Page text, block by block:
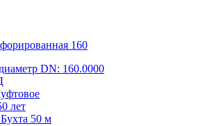
160
DN: 160.0000
лет
Бухта 50 м